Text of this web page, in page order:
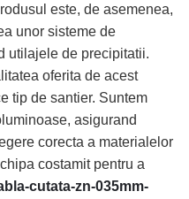
este, de asemenea,
unor sisteme de
utilajele de precipitatii.
oferita de acest
tip de santier. Suntem
asigurand
corecta a materialelor
costamit pentru a
cutata-zn-035mm-